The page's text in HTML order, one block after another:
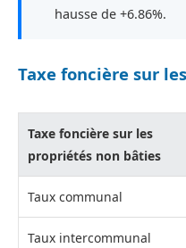
hausse de +6.86%.
Taxe foncière sur
Taxe foncière sur les
propriétés non bâties
Taux communal
Taux intercommunal